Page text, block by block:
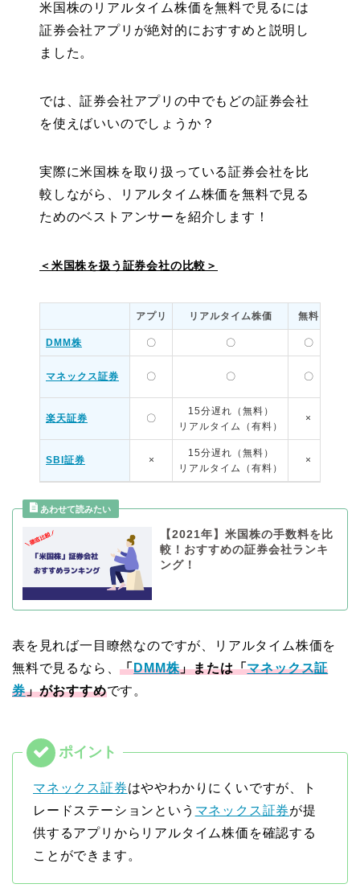
米国株のリアルタイム株価を無料で見るには
証券会社アプリが絶対的におすすめと説明し
ました。
では、証券会社アプリの中でもどの証券会社
を使えばいいのでしょうか？
実際に米国株を取り扱っている証券会社を比
較しながら、リアルタイム株価を無料で見る
ためのベストアンサーを紹介します！
＜米国株を扱う証券会社の比較＞
アプリ リアルタイム株価 無料
DMM株 〇 〇 〇
マネックス証券 〇 〇 〇
楽天証券 〇
15分遅れ（無料）
リアルタイム（有料）
×
SBI証券 ×
15分遅れ（無料）
リアルタイム（有料）
×
【2021年】米国株の手数料を比
較！おすすめの証券会社ランキ
ング！
表を見れば一目瞭然なのですが、リアルタイム株価を
無料で見るなら、「DMM株」または「マネックス証
券」がおすすめです。
マネックス証券はややわかりにくいですが、ト
レードステーションという マネックス証券が提
供するアプリからリアルタイム株価を確認する
ことができます。